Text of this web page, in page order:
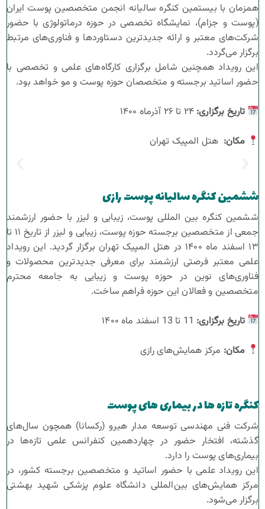
همزمان با بیستمین کنگره سالیانه انجمن متخصصین پوست ایران
(پوست و جزام)، نمایشگاه تخصصی در حوزه درماتولوژی با حضور
شرکت‌های معتبر و ارائه جدیدترین دستاوردها و فناوری‌های مرتبط
برگزار می‌گردد.
این رویداد همچنین شامل برگزاری کارگاه‌های علمی و تخصصی با
حضور اساتید برجسته و متخصصان حوزه پوست و مو خواهد بود.
تاریخ برگزاری: ۲۴ تا ۲۶ آذرماه ۱۴۰۰
مکان: هتل المپیک تهران
ششمین کنگره سالیانه پوست رازی
ششمین کنگره بین‌ المللی پوست، زیبایی و لیزر با حضور ارزشمند
جمعی از متخصصین برجسته حوزه پوست، زیبایی و لیزر از تاریخ ۱۱ تا
۱۳ اسفند ماه ۱۴۰۰ در هتل المپیک تهران برگزار گردید. این رویداد
علمی معتبر فرصتی ارزشمند برای معرفی جدیدترین محصولات و
فناوری‌های نوین در حوزه پوست و زیبایی به جامعه محترم
متخصصین و فعالان این حوزه فراهم ساخت.
تاریخ برگزاری:
مکان: مرکز همایش‌های رازی
کنگره تازه ها در بیماری های پوست
شرکت فنی مهندسی توسعه مدار هیرو (رکسانا) همچون سال‌های
گذشته، افتخار حضور در چهاردهمین کنفرانس علمی تازه‌ها در
بیماری‌های پوست را دارد.
این رویداد علمی با حضور اساتید و متخصصین برجسته کشور، در
مرکز همایش‌های بین‌المللی دانشگاه علوم پزشکی شهید بهشتی
برگزار می‌شود.